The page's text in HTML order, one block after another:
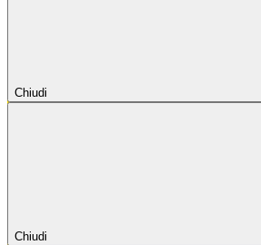
Chiudi
Chiudi